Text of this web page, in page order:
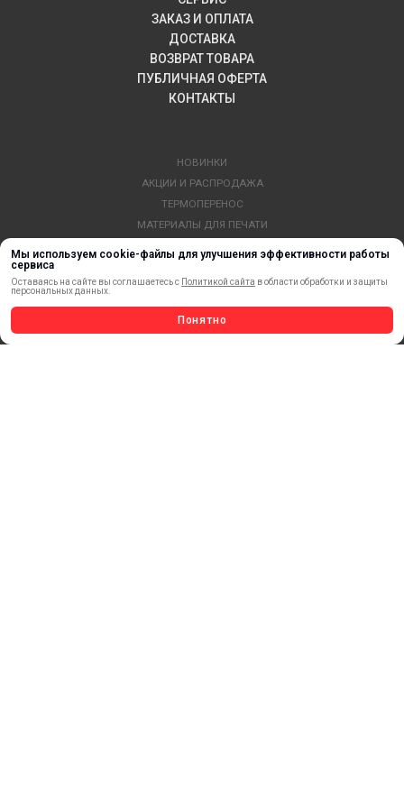
Мы используем cookie-файлы для улучшения эффективности работы
сервиса
Оставаясь на сайте вы соглашаетесь с Политикой сайта в области обработки и защиты
персональных данных.
Понятно
ЗАКАЗ И ОПЛАТА
ДОСТАВКА
ВОЗВРАТ ТОВАРА
ПУБЛИЧНАЯ ОФЕРТА
КОНТАКТЫ
НОВИНКИ
АКЦИИ И РАСПРОДАЖА
ТЕРМОПЕРЕНОС
МАТЕРИАЛЫ ДЛЯ ПЕЧАТИ
СТЕРЖНИ И ТРУБЫ ИЗ АКРИЛА
ОБОРУДОВАНИЕ